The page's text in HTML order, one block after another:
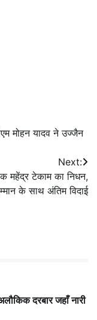
मोहन यादव ने उज्जैन
Next:
महेंद्र टेकाम का निधन,
के साथ अंतिम विदाई
दरबार जहाँ नारी